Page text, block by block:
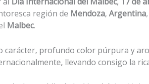
región de Mendoza, Argentina
Malbec.
carácter, profundo color púrpura y
llevando consigo la